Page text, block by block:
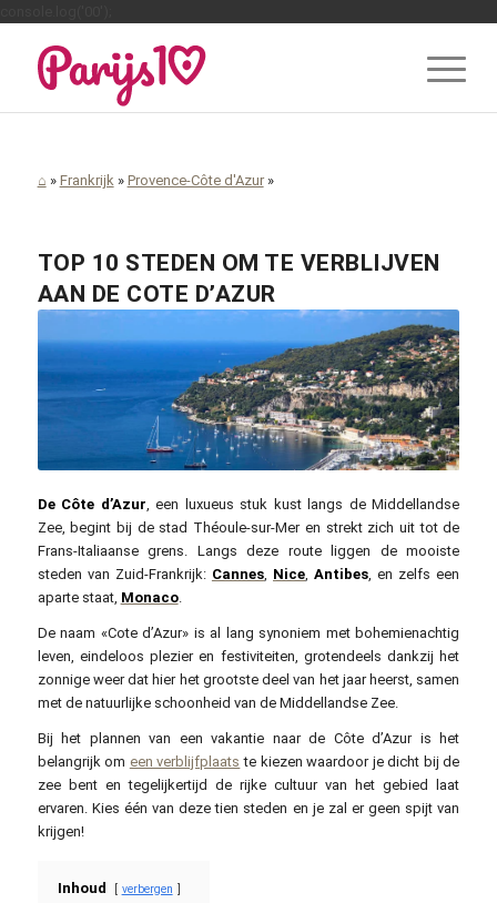
⌂ » Frankrijk» Provence-Côte d'Azur»
TOP 10 STEDEN OM TE VERBLIJVEN
AAN DE COTE D’AZUR
Navin75 / flickr.com / CC BY-SA 2.0
De Côte d’Azur , een luxueus stuk kust langs de Middellandse
Zee, begint bij de stad Théoule-sur-Mer en strekt zich uit tot de
Frans-Italiaanse grens. Langs deze route liggen de mooiste
steden van Zuid-Frankrijk: Cannes, Nice ,Antibes , en zelfs een
aparte staat, Monaco.
De naam «Cote d’Azur» is al lang synoniem met bohemienachtig
leven, eindeloos plezier en festiviteiten, grotendeels dankzij het
zonnige weer dat hier het grootste deel van het jaar heerst, samen
met de natuurlijke schoonheid van de Middellandse Zee.
Bij het plannen van een vakantie naar de Côte d’Azur is het
belangrijk om een verblijfplaats te kiezen waardoor je dicht bij de
zee bent en tegelijkertijd de rijke cultuur van het gebied laat
ervaren. Kies één van deze tien steden en je zal er geen spijt van
krijgen!
Inhoud verbergen